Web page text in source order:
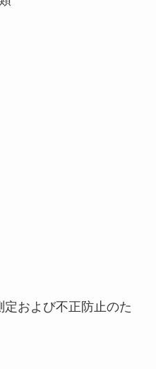
および不正防止のた